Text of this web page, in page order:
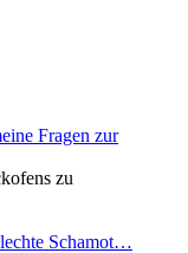
Fragen zur
zu
Schamot…